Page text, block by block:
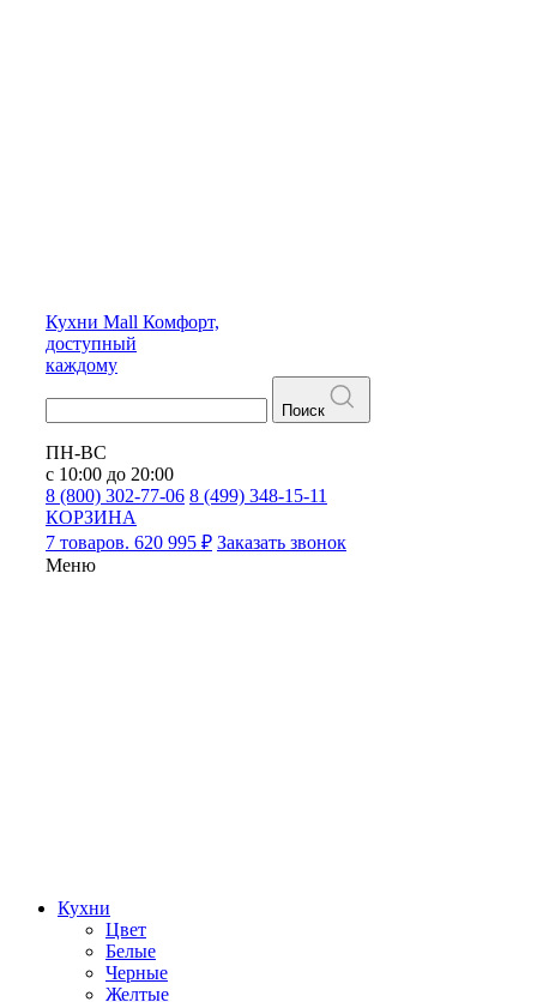
Кухни Mall Комфорт,
доступный
каждому
Поиск
ПН-ВС
с 10:00 до 20:00
8 (800) 302-77-06 8 (499) 348-15-11
КОРЗИНА
7 товаров. 620 995 ₽ Заказать звонок
Меню
Кухни
Цвет
Белые
Черные
Желтые